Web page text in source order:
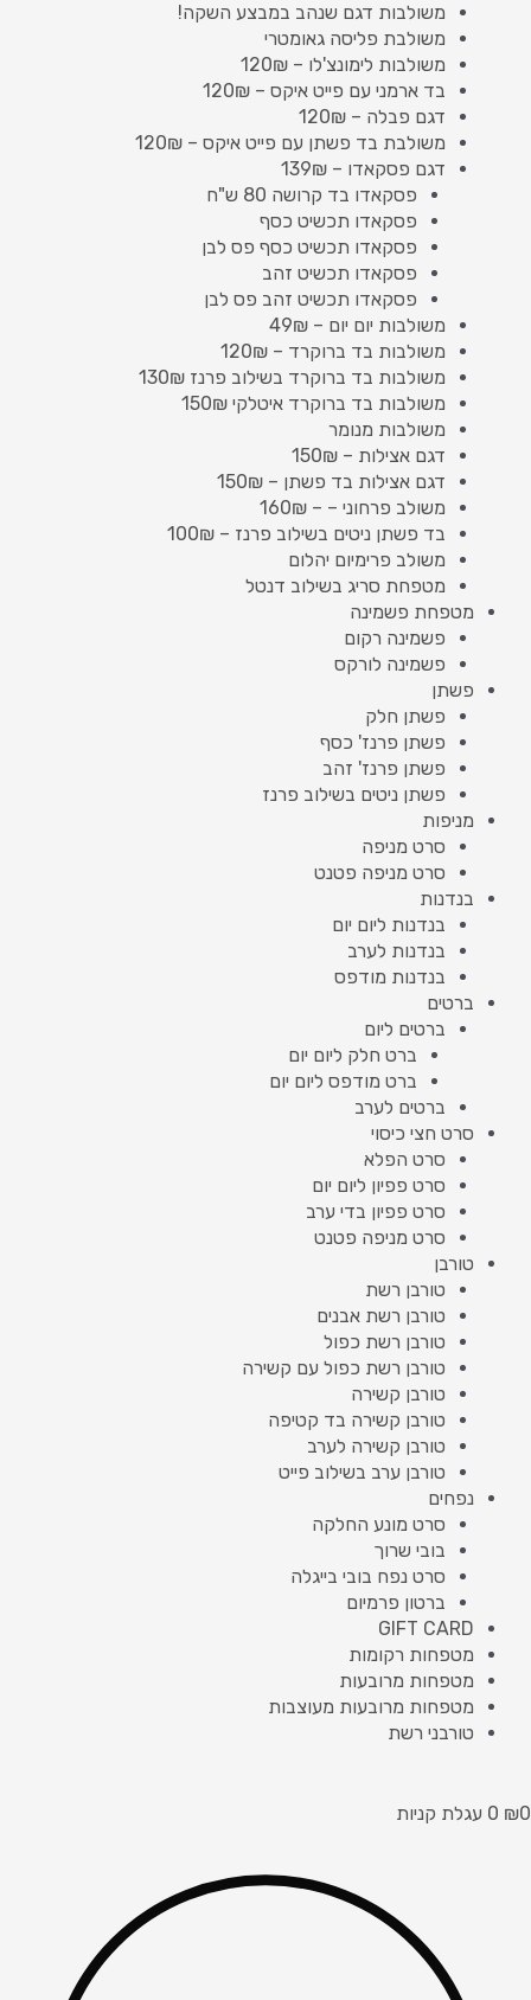
משולבות דגם שנהב במבצע השקה!
משולבת פליסה גאומטרי
משולבות לימונצ'לו – 120₪
בד ארמני עם פייט איקס – 120₪
דגם פבלה – 120₪
משולבת בד פשתן עם פייט איקס – 120₪
דגם פסקאדו – 139₪
פסקאדו בד קרושה 80 ש"ח
פסקאדו תכשיט כסף
פסקאדו תכשיט כסף פס לבן
פסקאדו תכשיט זהב
פסקאדו תכשיט זהב פס לבן
משולבות יום יום – 49₪
משולבות בד ברוקרד – 120₪
משולבות בד ברוקרד בשילוב פרנז 130₪
משולבות בד ברוקרד איטלקי 150₪
משולבות מנומר
דגם אצילות – 150₪
דגם אצילות בד פשתן – 150₪
משולב פרחוני – – 160₪
בד פשתן ניטים בשילוב פרנז – 100₪
משולב פרימיום יהלום
מטפחת סריג בשילוב דנטל
מטפחת פשמינה
פשמינה רקום
פשמינה לורקס
פשתן
פשתן חלק
פשתן פרנז' כסף
פשתן פרנז' זהב
פשתן ניטים בשילוב פרנז
מניפות
סרט מניפה
סרט מניפה פטנט
בנדנות
בנדנות ליום יום
בנדנות לערב
בנדנות מודפס
ברטים
ברטים ליום
ברט חלק ליום יום
ברט מודפס ליום יום
ברטים לערב
סרט חצי כיסוי
סרט הפלא
סרט פפיון ליום יום
סרט פפיון בדי ערב
סרט מניפה פטנט
טורבן
טורבן רשת
טורבן רשת אבנים
טורבן רשת כפול
טורבן רשת כפול עם קשירה
טורבן קשירה
טורבן קשירה בד קטיפה
טורבן קשירה לערב
טורבן ערב בשילוב פייט
נפחים
סרט מונע החלקה
בובי שרוך
סרט נפח בובי בייגלה
ברטון פרמיום
GIFT CARD
מטפחות רקומות
מטפחות מרובעות
מטפחות מרובעות מעוצבות
טורבני רשת
₪0
0 עגלת קניות